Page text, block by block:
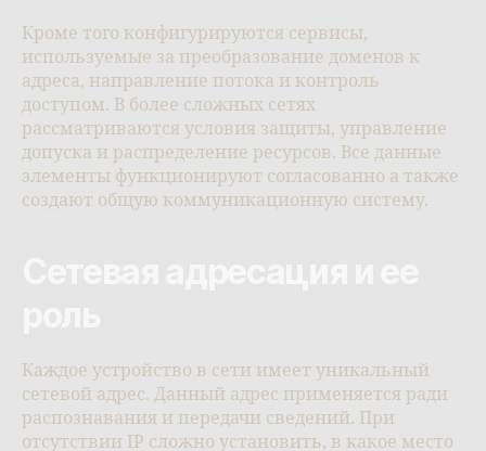
Кроме того конфигурируются сервисы,
используемые за преобразование доменов к
адреса, направление потока и контроль
доступом. В более сложных сетях
рассматриваются условия защиты, управление
допуска и распределение ресурсов. Все данные
элементы функционируют согласованно а также
создают общую коммуникационную систему.
Каждое устройство в сети имеет уникальный
сетевой адрес. Данный адрес применяется ради
распознавания и передачи сведений. При
отсутствии IP сложно установить, в какое место